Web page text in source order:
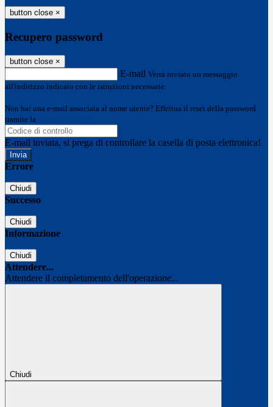
button close ×
Recupero password
button close ×
E-mail Verrà inviato un messaggio
all'indirizzo indicato con le istruzioni necessarie.
Non hai una e-mail associata al nome utente? Effettua il reset della password
tramite la
E-mail inviata, si prega di controllare la casella di posta elettronica!
Errore
Chiudi
Successo
Chiudi
Informazione
Chiudi
Attendere...
Attendere il completamento dell'operazione...
Chiudi